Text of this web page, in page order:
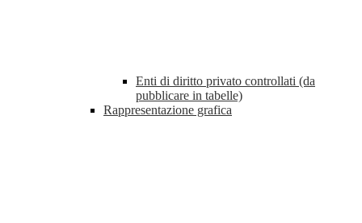
Enti di diritto privato controllati (da
pubblicare in tabelle)
Rappresentazione grafica